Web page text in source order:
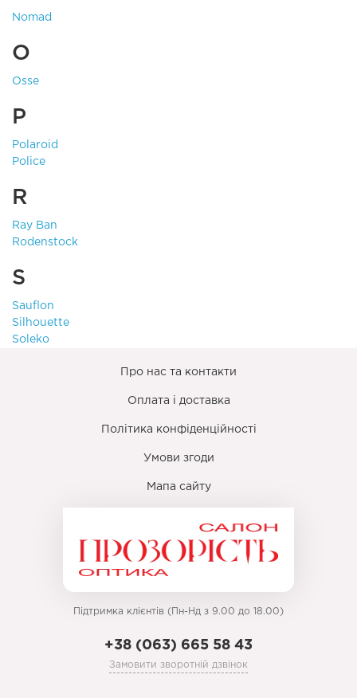
Nomad
O
Osse
P
Polaroid
Police
R
Ray Ban
Rodenstock
S
Sauflon
Silhouette
Soleko
Про нас та контакти
Оплата і доставка
Політика конфіденційності
Умови згоди
Мапа сайту
Підтримка клієнтів (Пн-Нд з 9.00 до 18.00)
+38 (063) 665 58 43
Замовити зворотній дзвінок